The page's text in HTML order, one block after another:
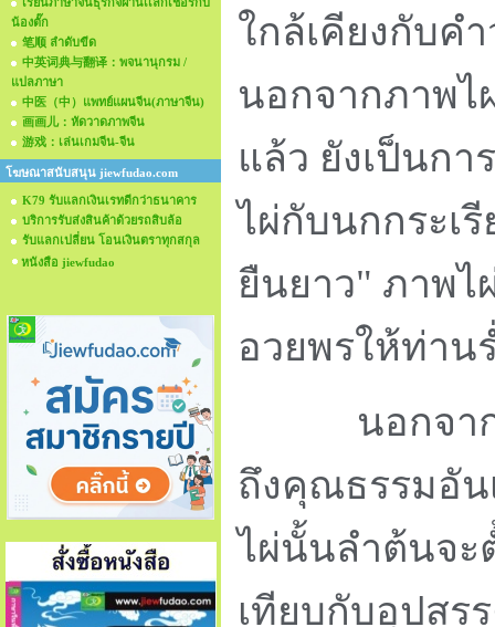
น้องตั๊ก
笔顺 ลำดับขีด
中英词典与翻译：พจนานุกรม /
แปลภาษา
中医（中）แพทย์แผนจีน(ภาษาจีน)
画画儿：หัดวาดภาพจีน
游戏：เล่นเกมจีน-จีน
โฆษณาสนับสนุน jiewfudao.com
K79 รับแลกเงินเรทดีกว่าธนาคาร
บริการรับส่งสินค้าด้วยรถสิบล้อ
รับแลกเปลี่ยน โอนเงินตราทุกสกุล
หนังสือ jiewfudao
ใกล้เคียงกับค
นอกจากภาพไ
แล้ว ยังเป็นก
ไผ่กับนกกระเ
ยืนยาว" ภาพ
อวยพรให้ท่าน
นอกจากนี้
ถึงคุณธรรมอั
ไผ่นั้นลำต้นจะ
เทียบกับอุปสร